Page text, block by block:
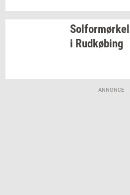
i Rud­kø­bing
ANNONCE